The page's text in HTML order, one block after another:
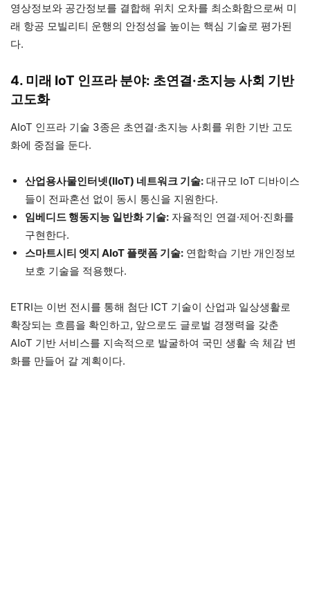
영상정보와 공간정보를 결합해 위치 오차를 최소화함으로써 미
래 항공 모빌리티 운행의 안정성을 높이는 핵심 기술로 평가된
다.
4. 미래 IoT 인프라 분야: 초연결·초지능 사회 기반
고도화
AIoT 인프라 기술 3종은 초연결·초지능 사회를 위한 기반 고도
화에 중점을 둔다.
산업용사물인터넷(IIoT) 네트워크 기술: 대규모 IoT 디바이스
들이 전파혼선 없이 동시 통신을 지원한다.
임베디드 행동지능 일반화 기술: 자율적인 연결·제어·진화를
구현한다.
스마트시티 엣지 AIoT 플랫폼 기술: 연합학습 기반 개인정보
보호 기술을 적용했다.
ETRI는 이번 전시를 통해 첨단 ICT 기술이 산업과 일상생활로
확장되는 흐름을 확인하고, 앞으로도 글로벌 경쟁력을 갖춘
AIoT 기반 서비스를 지속적으로 발굴하여 국민 생활 속 체감 변
화를 만들어 갈 계획이다.